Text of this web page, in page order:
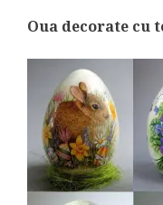
Oua decorate cu